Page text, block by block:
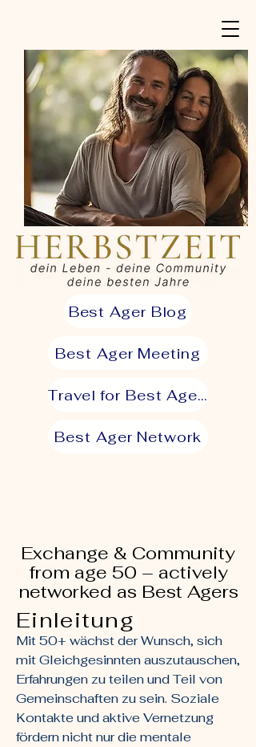
Best Ager Blog
Best Ager Meeting
Travel for Best Agers
Best Ager Network
Exchange & Community
from age 50 – actively
networked as Best Agers
Einleitung
Mit 50+ wächst der Wunsch, sich
mit Gleichgesinnten auszutauschen,
Erfahrungen zu teilen und Teil von
Gemeinschaften zu sein. Soziale
Kontakte und aktive Vernetzung
fördern nicht nur die mentale